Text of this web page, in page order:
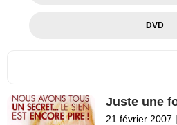
DVD
Juste une
21 février 2007 |